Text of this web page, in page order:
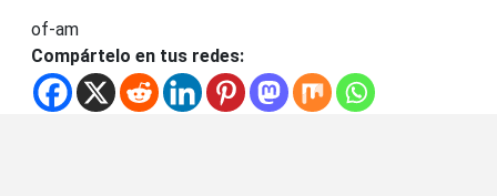
of-am
Compártelo en tus redes: